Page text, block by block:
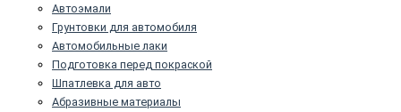
Автоэмали
Грунтовки для автомобиля
Автомобильные лаки
Подготовка перед покраской
Шпатлевка для авто
Абразивные материалы